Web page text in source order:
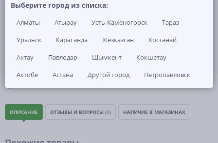
Артикул: - (0)
Нет в наличии
ОПИСАНИЕ ОТЗЫВЫ И ВОПРОСЫ (0) НАЛИЧИЕ В МАГАЗИНАХ
Выберите город из списка:
Алматы Атырау Усть-Каменогорск
Тараз
Уральск
Караганда Жезказган
Костанай
Актау
Павлодар Шымкент
Кокшетау
Актобе
Астана Другой город Петропавловск